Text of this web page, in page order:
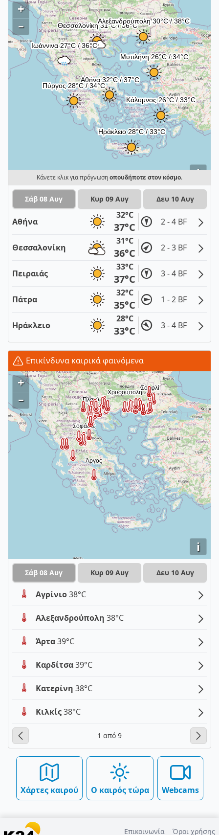
i
+
–
Κάνετε κλικ για πρόγνωσηοπουδήποτε στον κόσμο.
Σάβ 08 Αυγ Κυρ 09 Αυγ Δευ 10 Αυγ
Αθήνα
32°C
37°C 2 - 4 BF
Θεσσαλονίκη
31°C
36°C 2 - 3 BF
Πειραιάς
33°C
37°C 3 - 4 BF
Πάτρα
32°C
35°C 1 - 2 BF
Ηράκλειο
28°C
33°C 3 - 4 BF
Επικίνδυνα καιρικά φαινόμενα
i
+
–
Σάβ 08 Αυγ Κυρ 09 Αυγ Δευ 10 Αυγ
Αγρίνιο38°C
Αλεξανδρούπολη 38°C
Άρτα39°C
Καρδίτσα39°C
Κατερίνη 38°C
Κιλκίς38°C
1 από 9
Χάρτες καιρού Ο καιρός τώρα Webcams
Επικοινωνία Όροι χρήσης